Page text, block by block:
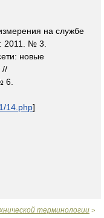
на службе
2011. № 3.
новые
//
6.
14.php]
терминологии >